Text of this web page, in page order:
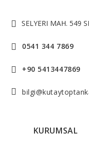
SELYERI MAH. 549
0541 344 7869
+90 5413447869
KURUMSAL